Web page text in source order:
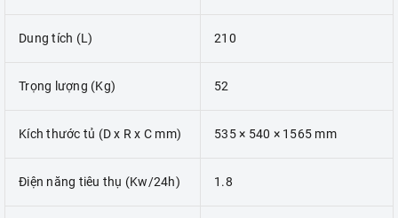
Dung tích (L) 210
Trọng lượng (Kg) 52
Kích thước tủ (D x R x C mm) 535 × 540 × 1565 mm
Điện năng tiêu thụ (Kw/24h) 1.8